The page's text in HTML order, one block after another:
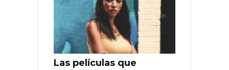
Las películas que